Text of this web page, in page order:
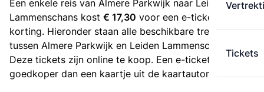
Tickets
Een enkele reis van Almere Parkwijk naar Leiden
Lammenschans kost € 17,30 voor een e-ticket zonder
korting. Hieronder staan alle beschikbare treintickets
tussen Almere Parkwijk en Leiden Lammenschans.
Deze tickets zijn online te koop. Een e-ticket is altijd
goedkoper dan een kaartje uit de kaartautomaat.